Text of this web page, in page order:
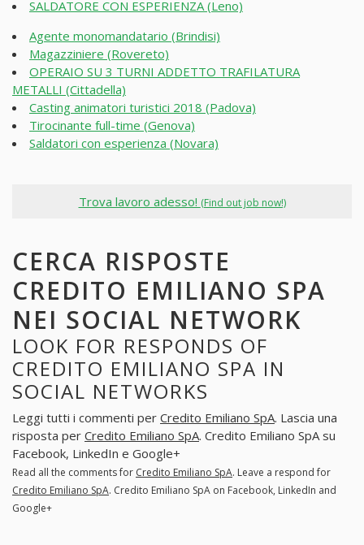
SALDATORE CON ESPERIENZA (Leno)
Agente monomandatario (Brindisi)
Magazziniere (Rovereto)
OPERAIO SU 3 TURNI ADDETTO TRAFILATURA
METALLI (Cittadella)
Casting animatori turistici 2018 (Padova)
Tirocinante full-time (Genova)
Saldatori con esperienza (Novara)
Trova lavoro adesso! (Find out job now!)
CERCA RISPOSTE
CREDITO EMILIANO SPA
NEI SOCIAL NETWORK
LOOK FOR RESPONDS OF
CREDITO EMILIANO SPA IN
SOCIAL NETWORKS
Leggi tutti i commenti per Credito Emiliano SpA. Lascia una
risposta per Credito Emiliano SpA. Credito Emiliano SpA su
Facebook, LinkedIn e Google+
Read all the comments for Credito Emiliano SpA. Leave a respond for
Credito Emiliano SpA. Credito Emiliano SpA on Facebook, LinkedIn and
Google+